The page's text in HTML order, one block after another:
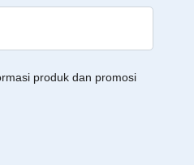
produk dan promosi